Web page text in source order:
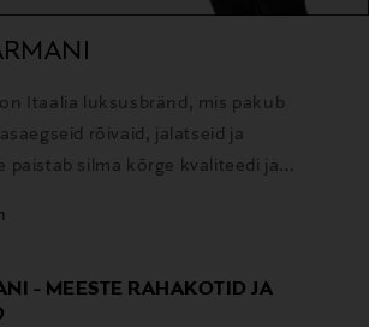
Itaalia luksusbränd, mis pakub
rõivaid, jalatseid ja
paistab silma kõrge kvaliteedi ja
- MEESTE RAHAKOTID JA